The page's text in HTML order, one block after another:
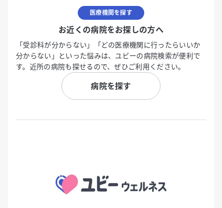
医療機関を探す
お近くの病院をお探しの方へ
「受診科が分からない」「どの医療機関に行ったらいいか
分からない」といった悩みは、ユビーの病院検索が便利で
す。近所の病院も探せるので、ぜひご利用ください。
病院を探す